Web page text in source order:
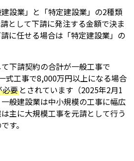
設業」と「特定建設業」の2種類
として下請に発注する金額で決ま
に任せる場合は「特定建設業」の
下請契約の合計が一般工事で
式工事で8,000万円以上になる場合
必要 とされています（2025年2月1
般建設業は中小規模の工事に幅広
主に大規模工事を元請として行う
す。